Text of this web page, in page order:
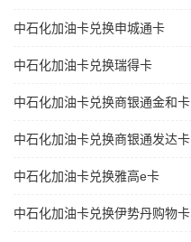
中石化加油卡兑换申城通卡
中石化加油卡兑换瑞得卡
中石化加油卡兑换商银通金和卡
中石化加油卡兑换商银通发达卡
中石化加油卡兑换雅高e卡
中石化加油卡兑换伊势丹购物卡